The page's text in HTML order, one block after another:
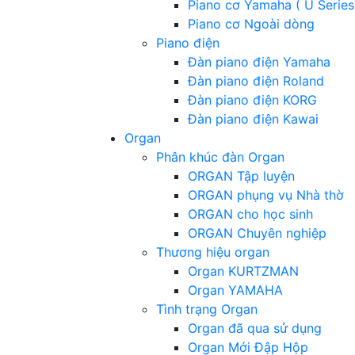
Piano cơ Yamaha ( U
Piano cơ Ngoài dòng
Piano điện
Đàn piano điện Yamaha
Đàn piano điện Roland
Đàn piano điện KORG
Đàn piano điện Kawai
Organ
Phân khúc đàn Organ
ORGAN Tập luyện
ORGAN phụng vụ Nhà thờ
ORGAN cho học sinh
ORGAN Chuyên nghiệp
Thương hiệu organ
Organ KURTZMAN
Organ YAMAHA
Tình trạng Organ
Organ đã qua sử dụng
Organ Mới Đập Hộp